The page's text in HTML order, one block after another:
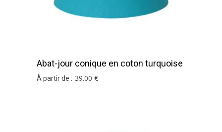
Abat-jour conique en coton turquoise
À partir de : 39.00 €